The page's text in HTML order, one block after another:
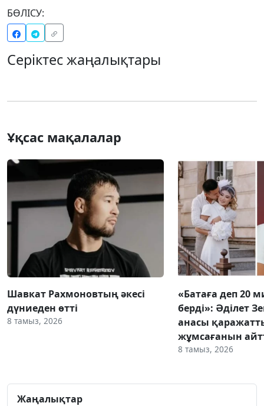
БӨЛІСУ:
Серіктес жаңалықтары
Ұқсас мақалалар
Шавкат Рахмоновтың әкесі
дүниеден өтті
8 тамыз, 2026
«Батаға деп 20
берді»: Әділет
анасы
жұмсағанын
8 тамыз, 2026
Жаңалықтар